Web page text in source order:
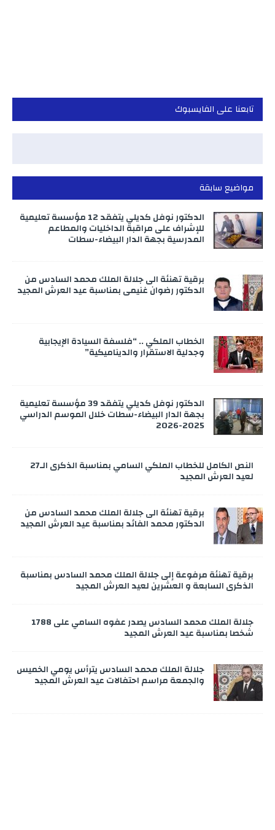
تابعنا على الفايسبوك
مواضيع سابقة
الدكتور نوفل كديلي يتفقد 12 مؤسسة تعليمية
للإشراف على مراقبة الداخليات والمطاعم
المدرسية بجهة الدار البيضاء-سطات
برقية تهنئة الى جلالة الملك محمد السادس من
الدكتور رضوان غنيمي بمناسبة عيد العرش المجيد
الخطاب الملكي .. “فلسفة السيادة الإيجابية
وجدلية الاستقرار والديناميكية”
الدكتور نوفل كديلي يتفقد 39 مؤسسة تعليمية
بجهة الدار البيضاء-سطات خلال الموسم الدراسي
2025-2026
النص الكامل للخطاب الملكي السامي بمناسبة الذكرى الـ27
لعيد العرش المجيد
برقية تهنئة الى جلالة الملك محمد السادس من
الدكتور محمد الفائد بمناسبة عيد العرش المجيد
برقية تهنئة مرفوعة إلى جلالة الملك محمد السادس بمناسبة
الذكرى السابعة و العشرين لعيد العرش المجيد
جلالة الملك محمد السادس يصدر عفوه السامي على 1788
شخصا بمناسبة عيد العرش المجيد
جلالة الملك محمد السادس يترأس يومي الخميس
والجمعة مراسم احتفالات عيد العرش المجيد